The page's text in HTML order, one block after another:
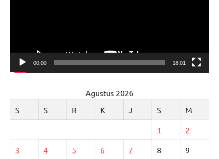
00:00 18:01
Agustus 2026
S
S R K J S M
1 2
3 4 5 6 7 8 9